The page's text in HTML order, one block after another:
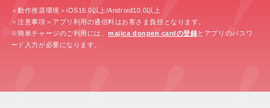
＜動作推奨環境＞iOS16.0以上/Android10.0以上
＜注意事項＞アプリ利用の通信料はお客さま負担となります。
※簡単チャージのご利用には、majica donpen cardの登録とアプリのパスワ
ード入力が必要になります。